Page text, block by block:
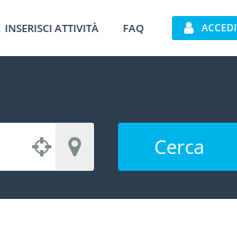
INSERISCI ATTIVITÀ FAQ ACCEDI
Cerca